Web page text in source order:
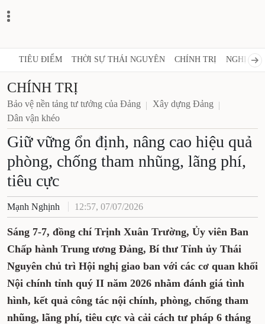
TIÊU ĐIỂM THỜI SỰ THÁI NGUYÊN CHÍNH TRỊ NGHỊ
CHÍNH TRỊ
Bảo vệ nền tảng tư tưởng của Đảng
Xây dựng Đảng
Dân vận khéo
Giữ vững ổn định, nâng cao hiệu quả
phòng, chống tham nhũng, lãng phí,
tiêu cực
Mạnh Nghịnh 12:57, 07/07/2026
Sáng 7-7, đồng chí Trịnh Xuân Trường, Ủy viên Ban
Chấp hành Trung ương Đảng, Bí thư Tỉnh ủy Thái
Nguyên chủ trì Hội nghị giao ban với các cơ quan khối
Nội chính tỉnh quý II năm 2026 nhằm đánh giá tình
hình, kết quả công tác nội chính, phòng, chống tham
nhũng, lãng phí, tiêu cực và cải cách tư pháp 6 tháng